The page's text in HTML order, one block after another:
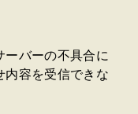
ーバーの不具合に
内容を受信できな